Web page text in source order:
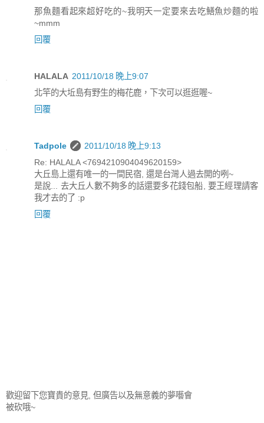
那魚麵看起來超好吃的~我明天一定要來去吃鱔魚炒麵的啦
~mmm
回覆
HALALA 2011/10/18 晚上9:07
北竿的大坵島有野生的梅花鹿，下次可以逛逛喔~
回覆
Tadpole
2011/10/18 晚上9:13
Re: HALALA <7694210904049620159>
大丘島上還有唯一的一間民宿, 還是台灣人過去開的咧~
是說... 去大丘人數不夠多的話還要多花錢包船, 要王經理請客
我才去的了 :p
回覆
歡迎留下您寶貴的意見, 但廣告以及無意義的夢囈會
被砍哦~